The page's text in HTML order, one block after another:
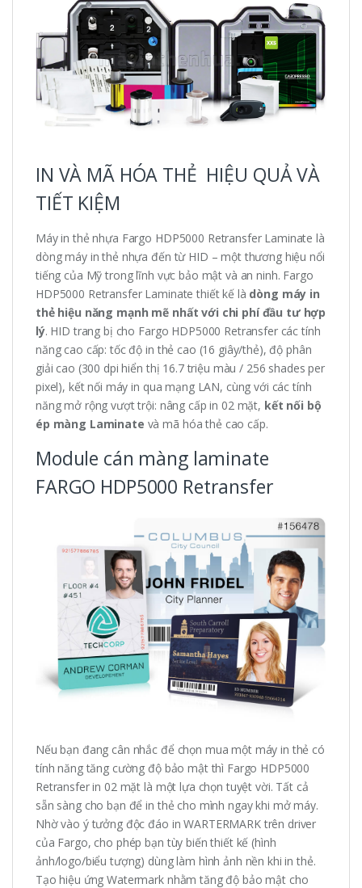
IN VÀ MÃ HÓA THẺ HIỆU QUẢ VÀ
TIẾT KIỆM
Máy in thẻ nhựa Fargo HDP5000 Retransfer Laminate là
dòng máy in thẻ nhựa đến từ HID – một thương hiệu nổi
tiếng của Mỹ trong lĩnh vực bảo mật và an ninh. Fargo
HDP5000 Retransfer Laminate thiết kế là dòng máy in
thẻ hiệu năng mạnh mẽ nhất với chi phí đầu tư hợp
lý. HID trang bị cho Fargo HDP5000 Retransfer các tính
năng cao cấp: tốc độ in thẻ cao (16 giây/thẻ), độ phân
giải cao (300 dpi hiển thị 16.7 triệu màu / 256 shades per
pixel), kết nối máy in qua mạng LAN, cùng với các tính
năng mở rộng vượt trội: nâng cấp in 02 mặt, kết nối bộ
ép màng Laminate và mã hóa thẻ cao cấp.
Module cán màng laminate
FARGO HDP5000 Retransfer
Nếu bạn đang cân nhắc để chọn mua một máy in thẻ có
tính năng tăng cường độ bảo mật thì Fargo HDP5000
Retransfer in 02 mặt là một lựa chọn tuyệt vời. Tất cả
sẵn sàng cho bạn để in thẻ cho mình ngay khi mở máy.
Nhờ vào ý tưởng độc đáo in WARTERMARK trên driver
của Fargo, cho phép bạn tùy biến thiết kế (hình
ảnh/logo/biểu tượng) dùng làm hình ảnh nền khi in thẻ.
Tạo hiệu ứng Watermark nhằm tăng độ bảo mật cho